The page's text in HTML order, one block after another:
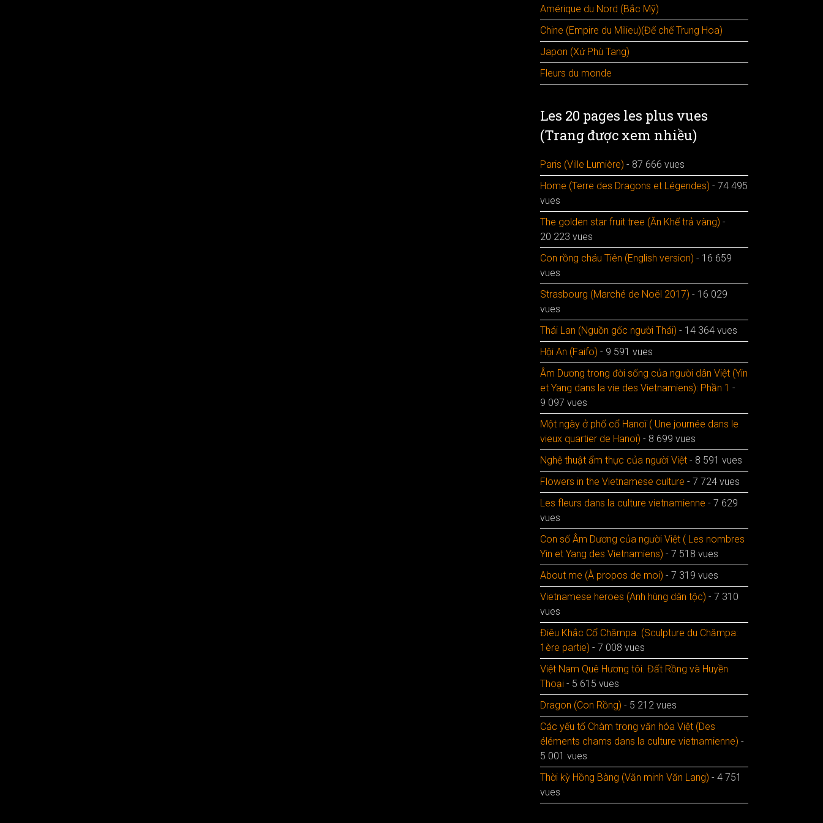
Amérique du Nord (Bắc Mỹ)
Chine (Empire du Milieu)(Đế chế Trung Hoa)
Japon (Xứ Phù Tang)
Fleurs du monde
Les 20 pages les plus vues
(Trang được xem nhiều)
Paris (Ville Lumière) - 87 666 vues
Home (Terre des Dragons et Légendes) - 74 495
vues
The golden star fruit tree (Ăn Khế trả vàng) -
20 223 vues
Con rồng cháu Tiên (English version) - 16 659
vues
Strasbourg (Marché de Noël 2017) - 16 029
vues
Thái Lan (Nguồn gốc người Thái) - 14 364 vues
Hội An (Faifo) - 9 591 vues
Âm Dương trong đời sống của người dân Việt (Yin
et Yang dans la vie des Vietnamiens): Phần 1 -
9 097 vues
Một ngày ở phố cổ Hanoï ( Une journée dans le
vieux quartier de Hanoï) - 8 699 vues
Nghệ thuật ẩm thực của người Việt - 8 591 vues
Flowers in the Vietnamese culture - 7 724 vues
Les fleurs dans la culture vietnamienne - 7 629
vues
Con số Âm Dương của người Việt ( Les nombres
Yin et Yang des Vietnamiens) - 7 518 vues
About me (À propos de moi) - 7 319 vues
Vietnamese heroes (Anh hùng dân tộc) - 7 310
vues
Điêu Khắc Cổ Chămpa. (Sculpture du Chămpa:
1ère partie) - 7 008 vues
Việt Nam Quê Hương tôi. Đất Rồng và Huyền
Thoại - 5 615 vues
Dragon (Con Rồng) - 5 212 vues
Các yếu tố Chàm trong văn hóa Việt (Des
éléments chams dans la culture vietnamienne) -
5 001 vues
Thời kỳ Hồng Bàng (Văn minh Văn Lang) - 4 751
vues